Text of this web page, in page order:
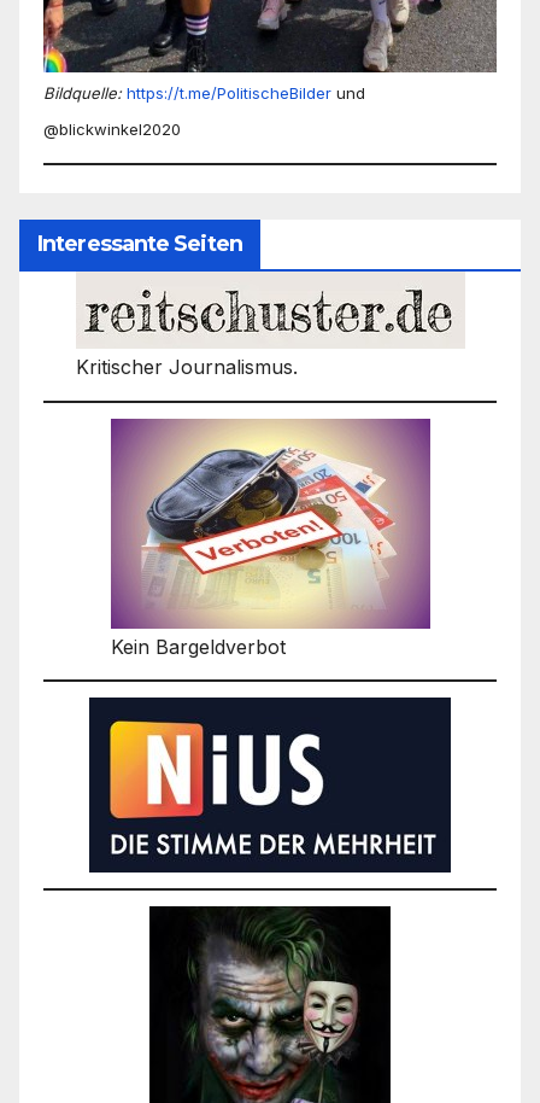
Bildquelle: https://t.me/PolitischeBilder und
@blickwinkel2020
Interessante Seiten
Kritischer Journalismus.
Kein Bargeldverbot